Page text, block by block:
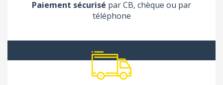
Paiement sécurisé par CB, chèque ou par
téléphone